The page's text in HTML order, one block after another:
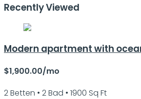
Recently Viewed
Modern apartment with
$1,900.00/mo
2 Betten • 2 Bad • 1900 Sq Ft